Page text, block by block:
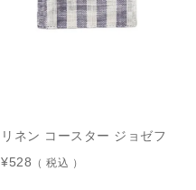
リネン コースター ジョゼフ
¥528 税込